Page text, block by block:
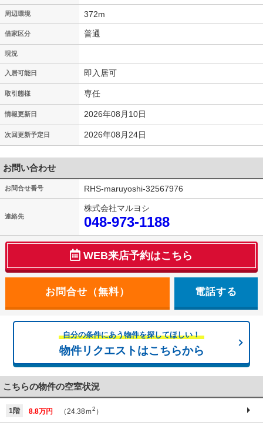
周辺環境 372m
借家区分 普通
現況
入居可能日 即入居可
取引態様 専任
情報更新日 2026年08月10日
次回更新予定日 2026年08月24日
お問い合わせ
お問合せ番号 RHS-maruyoshi-32567976
連絡先
株式会社マルヨシ
048-973-1188
WEB来店予約はこちら
電話する
自分の条件にあう物件を探してほしい！
物件リクエストはこちらから
こちらの物件の空室状況
1階 8.8万円 （24.38ｍ2 ）